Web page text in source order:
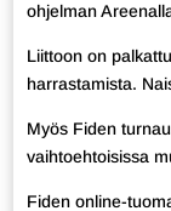
ohjelman
Liittoon on
harrastamista.
Myös Fiden
vaihtoehtoisissa
Fiden online-